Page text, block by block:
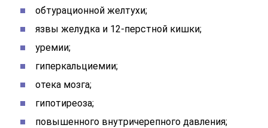
обтурационной желтухи;
язвы желудка и 12-перстной кишки;
уремии;
гиперкальциемии;
отека мозга;
гипотиреоза;
повышенного внутричерепного давления;